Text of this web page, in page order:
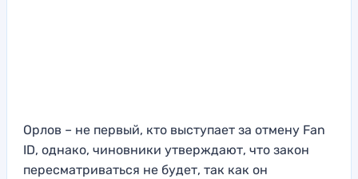
Орлов – не первый, кто выступает за отмену Fan
ID, однако, чиновники утверждают, что закон
пересматриваться не будет, так как он